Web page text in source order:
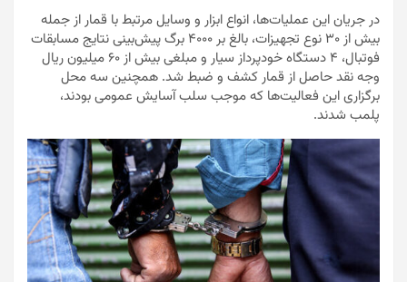
در جریان این عملیات‌ها، انواع ابزار و وسایل مرتبط با قمار از جمله
بیش از ۳۰ نوع تجهیزات، بالغ بر ۴۰۰۰ برگ پیش‌بینی نتایج مسابقات
فوتبال، ۴ دستگاه خودپرداز سیار و مبلغی بیش از ۶۰ میلیون ریال
وجه نقد حاصل از قمار کشف و ضبط شد. همچنین سه محل
برگزاری این فعالیت‌ها که موجب سلب آسایش عمومی بودند،
پلمب شدند.